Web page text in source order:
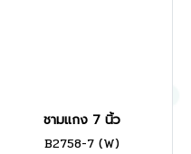
ชามแกง 7 นิ้ว
B2758-7 (W)